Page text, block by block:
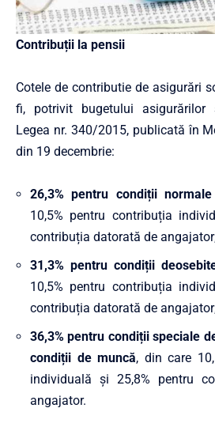
Contribuții la pensii
Cotele de contributie de asigurări
fi, potrivit bugetului asigurărilor
Legea nr. 340/2015, publicată în
din 19 decembrie:
26,3% pentru condiții
10,5% pentru contribuția
contribuția datorată de
31,3% pentru condiții
10,5% pentru contribuția
contribuția datorată de
36,3% pentru condiții speciale
condiții de muncă, din care
individuală și 25,8% pentru
angajator.